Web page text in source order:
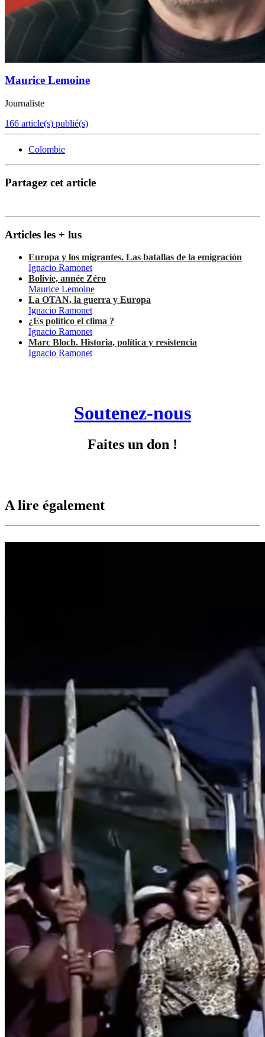
Maurice Lemoine
Journaliste
166 article(s) publié(s)
Colombie
Partagez cet article
Articles les + lus
Europa y los migrantes. Las batallas de la emigración
Ignacio Ramonet
Bolivie, année Zéro
Maurice Lemoine
La OTAN, la guerra y Europa
Ignacio Ramonet
¿Es político el clima ?
Ignacio Ramonet
Marc Bloch. Historia, política y resistencia
Ignacio Ramonet
Soutenez-nous
Faites un don !
A lire également